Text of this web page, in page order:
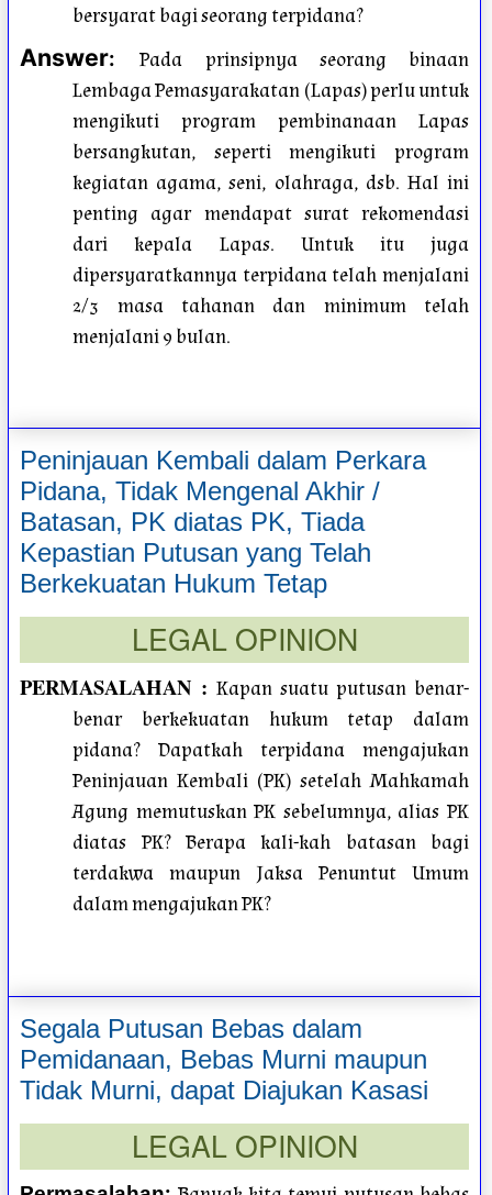
bersyarat bagi seorang terpidana?
Answer:
Pada prinsipnya seorang binaan
Lembaga Pemasyarakatan (Lapas) perlu untuk
mengikuti program pembinanaan Lapas
bersangkutan, seperti mengikuti program
kegiatan agama, seni, olahraga, dsb. Hal ini
penting agar mendapat surat rekomendasi
dari kepala Lapas. Untuk itu juga
dipersyaratkannya terpidana telah menjalani
2/3 masa tahanan dan minimum telah
menjalani 9 bulan.
Peninjauan Kembali dalam Perkara
Pidana, Tidak Mengenal Akhir /
Batasan, PK diatas PK, Tiada
Kepastian Putusan yang Telah
Berkekuatan Hukum Tetap
LEGAL OPINION
PERMASALAHAN : Kapan suatu putusan benar-
benar berkekuatan hukum tetap dalam
pidana? Dapatkah terpidana mengajukan
Peninjauan Kembali (PK) setelah Mahkamah
Agung memutuskan PK sebelumnya, alias PK
diatas PK? Berapa kali-kah batasan bagi
terdakwa maupun Jaksa Penuntut Umum
dalam mengajukan PK?
Segala Putusan Bebas dalam
Pemidanaan, Bebas Murni maupun
Tidak Murni, dapat Diajukan Kasasi
LEGAL OPINION